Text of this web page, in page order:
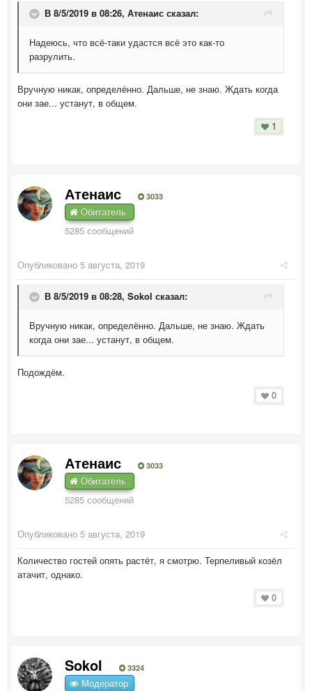
В 8/5/2019 в 08:26, Атенаис сказал:
Надеюсь, что всё-таки удастся всё это как-то
разрулить.
Вручную никак, определённо. Дальше, не знаю. Ждать когда
они зае... устанут, в общем.
1
Атенаис 3033
Обитатель
5285 сообщений
Опубликовано 5 августа, 2019
В 8/5/2019 в 08:28, Sokol сказал:
Вручную никак, определённо. Дальше, не знаю. Ждать
когда они зае... устанут, в общем.
Подождём.
0
Атенаис 3033
Обитатель
5285 сообщений
Опубликовано 5 августа, 2019
Количество гостей опять растёт, я смотрю. Терпеливый козёл
атачит, однако.
0
Sokol 3324
Модератор